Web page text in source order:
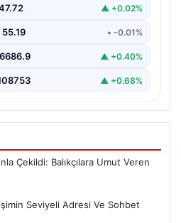
▲ +0.02%
55.19 • -0.01%
6686.9 ▲ +0.40%
▲ +0.68%
Çekildi: Balıkçılara Umut Veren
Seviyeli Adresi Ve Sohbet